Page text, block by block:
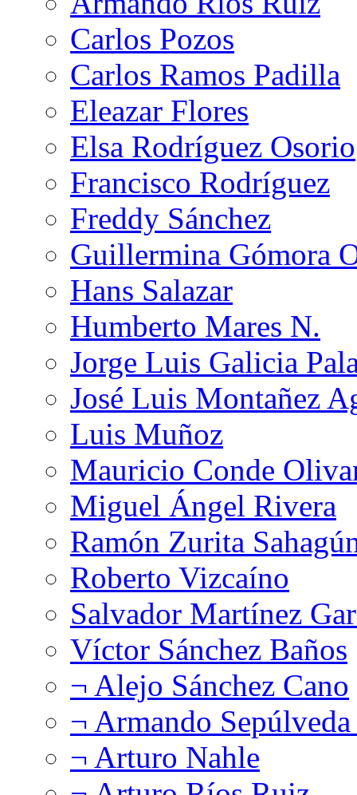
Carlos Pozos
Carlos Ramos Padilla
Eleazar Flores
Elsa Rodríguez Osorio
Francisco Rodríguez
Freddy Sánchez
Guillermina Gómora
Hans Salazar
Humberto Mares N.
Jorge Luis Galicia
José Luis Montañez
Luis Muñoz
Mauricio Conde
Miguel Ángel Rivera
Ramón Zurita
Roberto Vizcaíno
Salvador Martínez
Víctor Sánchez Baños
¬ Alejo Sánchez Cano
¬ Armando
¬ Arturo Nahle